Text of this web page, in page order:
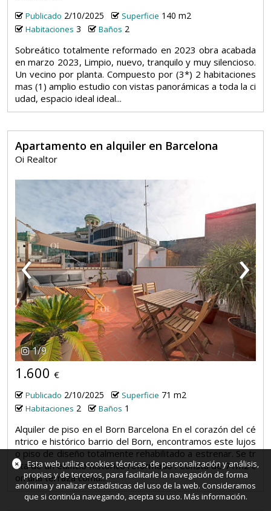
Publicado 2/10/2025 Superficie 140 m2
Habitaciones 3 Baños 2
Sobreático totalmente reformado en 2023 obra acabada
en marzo 2023, Limpio, nuevo, tranquilo y muy silencioso.
Un vecino por planta. Compuesto por (3*) 2 habitaciones
mas (1) amplio estudio con vistas panorámicas a toda la ci
udad, espacio ideal ideal...
Apartamento en alquiler en Barcelona
Oi Realtor
‹ ›
1/9
1.600 €
Publicado 2/10/2025 Superficie 71 m2
Habitaciones 2 Baños 1
Alquiler de piso en el Born Barcelona En el corazón del cé
ntrico e histórico barrio del Born, encontramos este lujos
o piso de diseño totalmente rehabilitado a estrenar. Se tr
ata de un edificio histórico reformado . Consta de 71m2 c
on una terraza comu...
×
Esta web utiliza cookies técnicas, de personalización y análisis,
propias y de terceros, para facilitarle la navegación de forma
anónima y analizar estadísticas del uso de la web. Consideramos
que si continúa navegando, acepta su uso. Más información.